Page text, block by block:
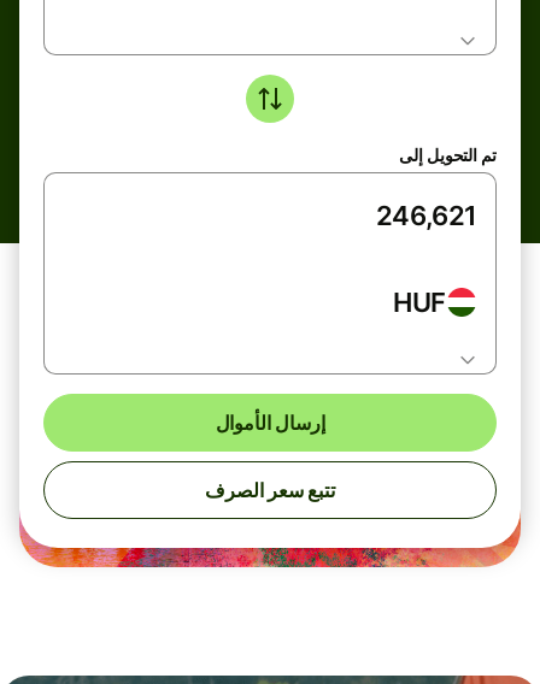
تم التحويل إلى
HUF
إرسال الأموال
تتبع سعر الصرف